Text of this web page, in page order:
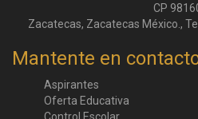
CP
Zacatecas, Zacatecas México.,
Mantente en
Aspirantes
Oferta Educativa